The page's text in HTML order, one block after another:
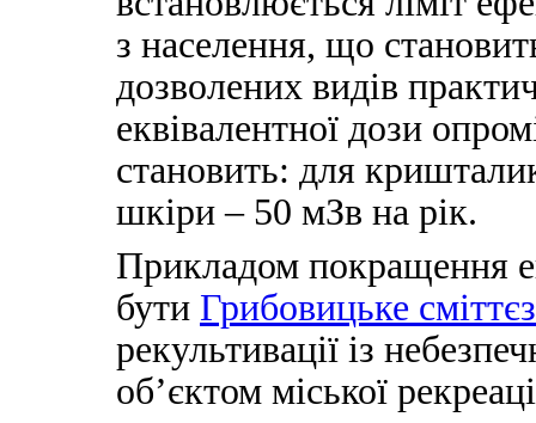
з населення, що
дозволених видів
еквівалентної дози
становить: для
шкіри – 50 мЗв на рік.
Прикладом покращення
бути Грибовицьке
рекультивації із
об’єктом міської